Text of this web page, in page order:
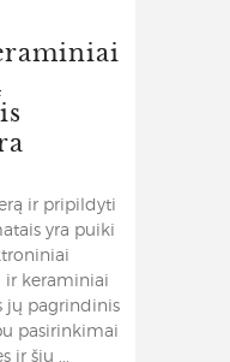
ir pripildyti
yra puiki
ir keraminiai
jų pagrindinis
pasirinkimai
ir šių ...